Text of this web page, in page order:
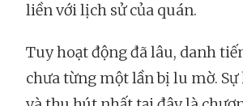
liền với lịch sử của quán.
Tuy hoạt động đã lâu, danh
chưa từng một lần bị lu mờ.